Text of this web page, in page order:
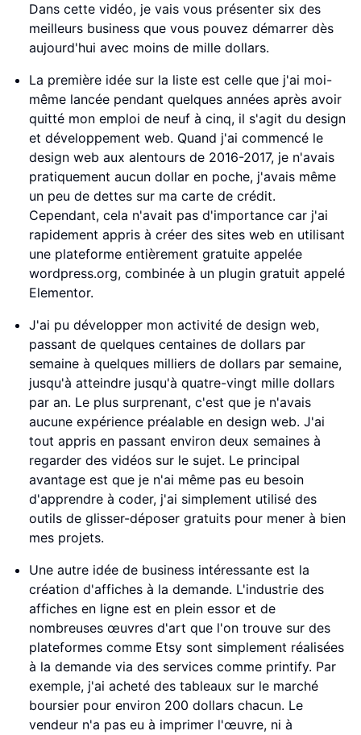
Dans cette vidéo, je vais vous présenter six des
meilleurs business que vous pouvez démarrer dès
aujourd'hui avec moins de mille dollars.
La première idée sur la liste est celle que j'ai moi-
même lancée pendant quelques années après avoir
quitté mon emploi de neuf à cinq, il s'agit du design
et développement web. Quand j'ai commencé le
design web aux alentours de 2016-2017, je n'avais
pratiquement aucun dollar en poche, j'avais même
un peu de dettes sur ma carte de crédit.
Cependant, cela n'avait pas d'importance car j'ai
rapidement appris à créer des sites web en utilisant
une plateforme entièrement gratuite appelée
wordpress.org, combinée à un plugin gratuit appelé
Elementor.
J'ai pu développer mon activité de design web,
passant de quelques centaines de dollars par
semaine à quelques milliers de dollars par semaine,
jusqu'à atteindre jusqu'à quatre-vingt mille dollars
par an. Le plus surprenant, c'est que je n'avais
aucune expérience préalable en design web. J'ai
tout appris en passant environ deux semaines à
regarder des vidéos sur le sujet. Le principal
avantage est que je n'ai même pas eu besoin
d'apprendre à coder, j'ai simplement utilisé des
outils de glisser-déposer gratuits pour mener à bien
mes projets.
Une autre idée de business intéressante est la
création d'affiches à la demande. L'industrie des
affiches en ligne est en plein essor et de
nombreuses œuvres d'art que l'on trouve sur des
plateformes comme Etsy sont simplement réalisées
à la demande via des services comme printify. Par
exemple, j'ai acheté des tableaux sur le marché
boursier pour environ 200 dollars chacun. Le
vendeur n'a pas eu à imprimer l'œuvre, ni à